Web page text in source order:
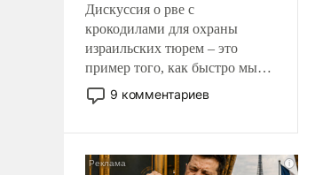
Дискуссия о рве с
крокодилами для охраны
израильских тюрем – это
пример того, как быстро мы
двигаемся по пути
революционных изменений.
псевдонаучной фантастики,
9 комментариев